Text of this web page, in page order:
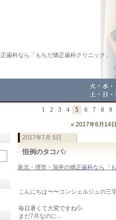
歯科なら「もちだ矯正歯科クリニック」
1 2 3 4 5 6 7 8 9
2017年7月 5日
恒例のタコパ♪
泉北・堺市・深井の矯正歯科なら「
こんにちは〜〜コンシェルジュの三
毎日暑くて大変ですね💦
まだ7月なのに...
« 2017年6月14